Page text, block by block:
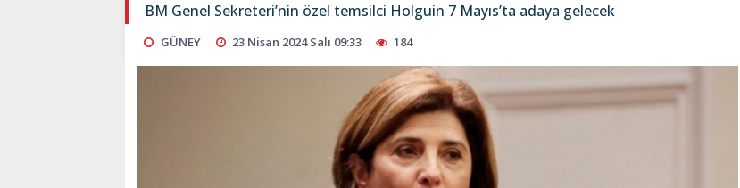
BM Genel Sekreteri’nin özel temsilci Holguin 7 Mayıs’ta adaya gelecek
GÜNEY 23 Nisan 2024 Salı 09:33 184